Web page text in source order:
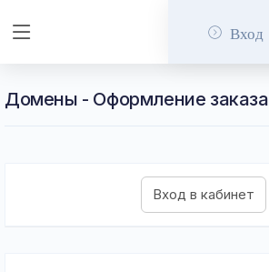
Вход
Домены - Оформление заказа